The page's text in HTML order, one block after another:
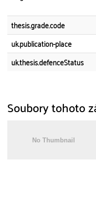
thesis.grade.code
uk.publication-place
uk.thesis.defenceStatus
Soubory tohoto